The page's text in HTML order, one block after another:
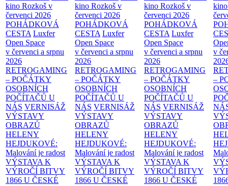
kino Rozkoš v
červenci 2026
POHÁDKOVÁ
CESTA Luxfer
Open Space
v červenci a srpnu
2026
RETROGAMING
– POČÁTKY
OSOBNÍCH
POČÍTAČŮ U
NÁS VERNISÁŽ
VÝSTAVY
OBRAZŮ
HELENY
HEJDUKOVÉ:
Malování je radost
VÝSTAVA K
VÝROČÍ BITVY
1866 U ČESKÉ
kino Rozkoš v
červenci 2026
POHÁDKOVÁ
CESTA Luxfer
Open Space
v červenci a srpnu
2026
RETROGAMING
– POČÁTKY
OSOBNÍCH
POČÍTAČŮ U
NÁS VERNISÁŽ
VÝSTAVY
OBRAZŮ
HELENY
HEJDUKOVÉ:
Malování je radost
VÝSTAVA K
VÝROČÍ BITVY
1866 U ČESKÉ
kino Rozkoš v
červenci 2026
POHÁDKOVÁ
CESTA Luxfer
Open Space
v červenci a srpnu
2026
RETROGAMING
– POČÁTKY
OSOBNÍCH
POČÍTAČŮ U
NÁS VERNISÁŽ
VÝSTAVY
OBRAZŮ
HELENY
HEJDUKOVÉ:
Malování je radost
VÝSTAVA K
VÝROČÍ BITVY
1866 U ČESKÉ
v
–